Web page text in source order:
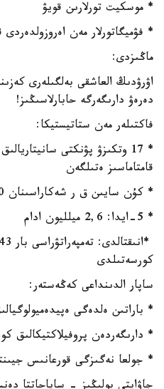
* موسكيت تورلارىن قويۋ
* فۋميگاتورلار مەن اەروزولدەردى
ماڭىزدى:
اۋرۋدىڭ العاشقى بەلگىلەرى
دەرەۋ دارىگەرگە حابارلاسىڭىز!
فاكتىلەر مەن ستاتيستيكا:
* 17 وتكىزۋ پۋنكتى
قامتاماسىز ەتىلگەن
* كۇن سايىن ق ر شەكاراسىنان 50000 ادام وتەدى
* 5-ايدا: 2,6 ميلليون ادام
كورسەتىلدى
ساپار الدىنداعى كەڭەستەر:
* باراتىن ەلدەگى
* دارىگەردەن پروفيلاكتيكالىق
* جولعا نەگىزگى قورعانىس